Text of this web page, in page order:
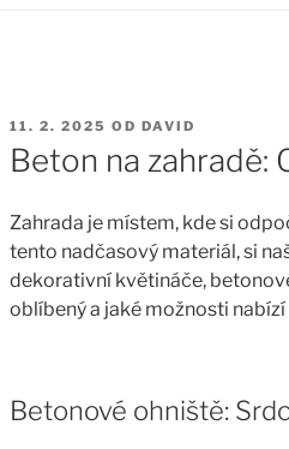
PUBLIKOVÁNO
11. 2. 2025 OD DAVID
Beton na zahradě:
Zahrada je místem, kde si
tento nadčasový materiál, si
dekorativní květináče,
oblíbený a jaké možnosti
Betonové ohniště: